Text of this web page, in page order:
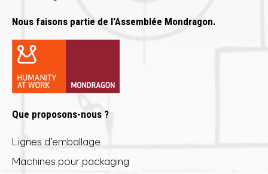
Nous faisons partie de l'Assemblée Mondragon.
Que proposons-nous ?
Lignes d’emballage
Machines pour packaging